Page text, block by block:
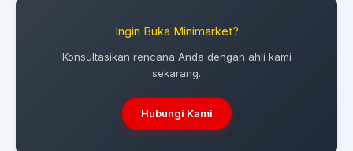
Ingin Buka Minimarket?
Konsultasikan rencana Anda dengan ahli kami
sekarang.
Hubungi Kami